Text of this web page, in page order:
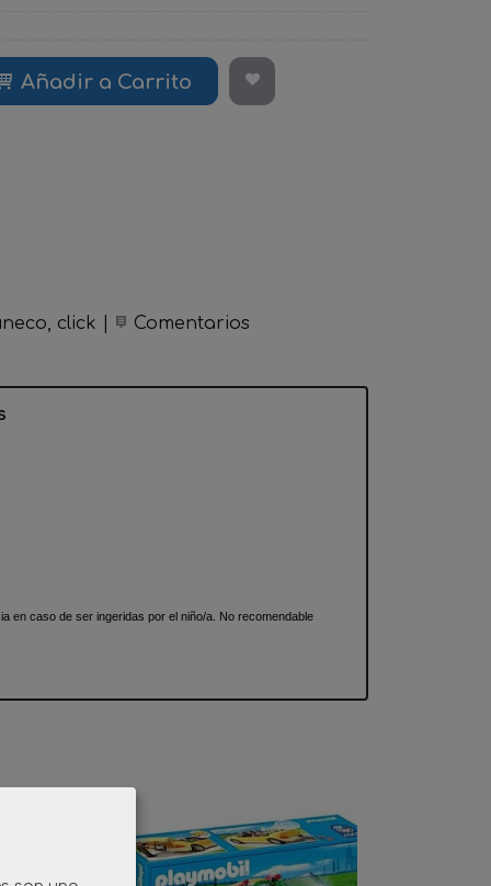
Añadir a Carrito
click Comentarios
en caso de ser ingeridas por el niño/a. No recomendable